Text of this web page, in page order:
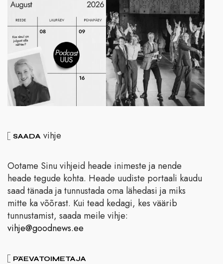
SAADA vihje
Ootame Sinu vihjeid heade inimeste ja nende
heade tegude kohta. Heade uudiste portaali kaudu
saad tänada ja tunnustada oma lähedasi ja miks
mitte ka võõrast. Kui tead kedagi, kes väärib
tunnustamist, saada meile vihje:
vihje@goodnews.ee
PÄEVATOIMETAJA